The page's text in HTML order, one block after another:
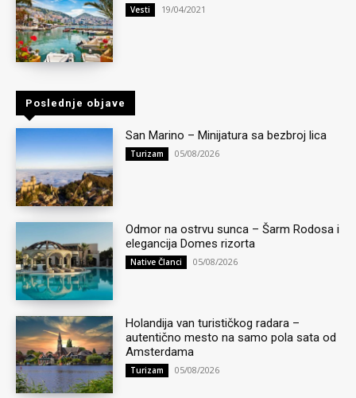
Vesti 19/04/2021
Poslednje objave
San Marino – Minijatura sa bezbroj lica
Turizam 05/08/2026
Odmor na ostrvu sunca – Šarm Rodosa i
elegancija Domes rizorta
Native Članci 05/08/2026
Holandija van turističkog radara –
autentično mesto na samo pola sata od
Amsterdama
Turizam 05/08/2026